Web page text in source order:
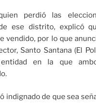
perdió las
ese distrito, explicó
vendido, por lo que
Santo Santana (El
en la que
indignado de que sea